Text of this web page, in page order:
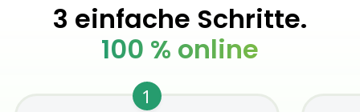
3 einfache Schritte.
100 % online
1